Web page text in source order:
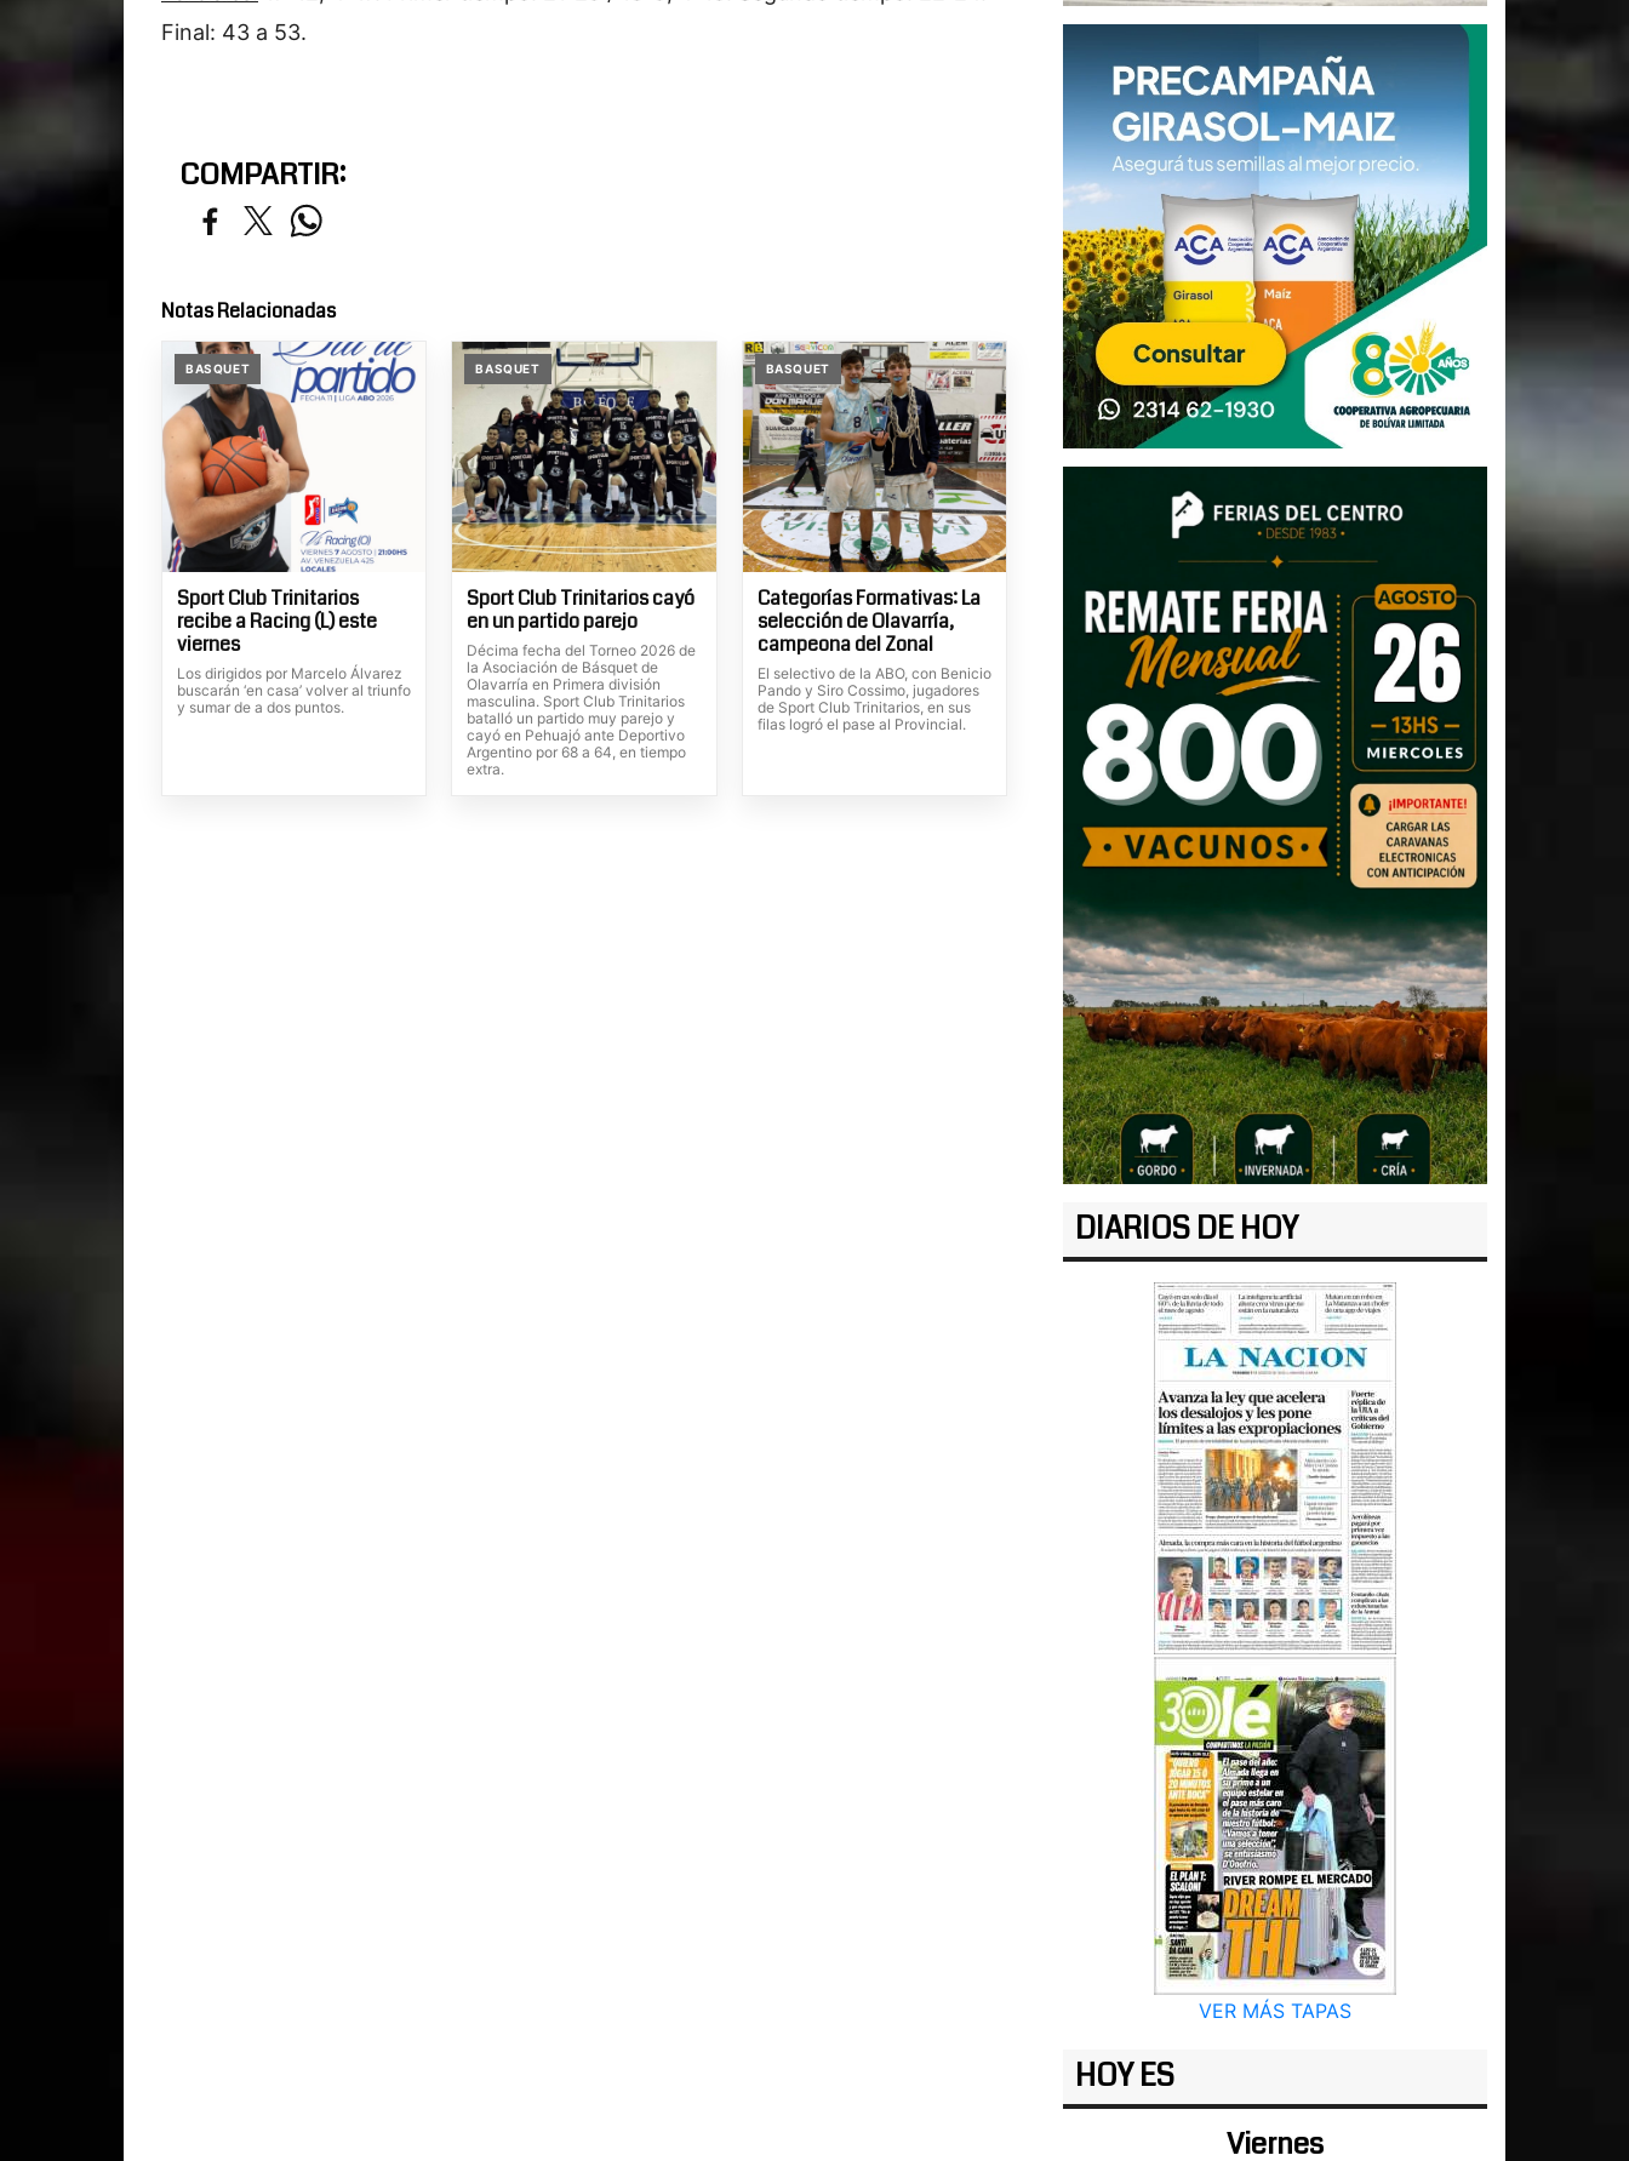
Final: 43 a 53.
COMPARTIR:
Notas Relacionadas
BASQUET
Sport Club Trinitarios
recibe a Racing (L) este
viernes
Los dirigidos por Marcelo Álvarez
buscarán ‘en casa’ volver al triunfo
y sumar de a dos puntos.
BASQUET
Sport Club Trinitarios cayó
en un partido parejo
Décima fecha del Torneo 2026 de
la Asociación de Básquet de
Olavarría en Primera división
masculina. Sport Club Trinitarios
batalló un partido muy parejo y
cayó en Pehuajó ante Deportivo
Argentino por 68 a 64, en tiempo
extra.
BASQUET
Categorías Formativas: La
selección de Olavarría,
campeona del Zonal
El selectivo de la ABO, con Benicio
Pando y Siro Cossimo, jugadores
de Sport Club Trinitarios, en sus
filas logró el pase al Provincial.
DIARIOS DE HOY
VER MÁS TAPAS
HOY ES
Viernes